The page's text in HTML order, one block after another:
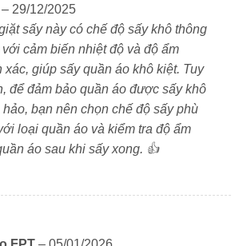
– 29/12/2025
sấy này có chế độ sấy khô thông
cảm biến nhiệt độ và độ ẩm
xác, giúp sấy quần áo khô kiệt. Tuy
để đảm bảo quần áo được sấy khô
hảo, bạn nên chọn chế độ sấy phù
loại quần áo và kiểm tra độ ẩm
áo sau khi sấy xong. 👍